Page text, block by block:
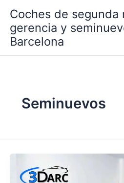
contenido
Coches de segunda
gerencia y
Barcelona
Seminuevos